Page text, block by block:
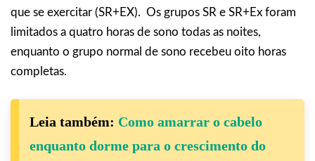
que se exercitar (SR+EX). Os grupos SR e SR+Ex foram
limitados a quatro horas de sono todas as noites,
enquanto o grupo normal de sono recebeu oito horas
completas.
Leia também: Como amarrar o cabelo
enquanto dorme para o crescimento do